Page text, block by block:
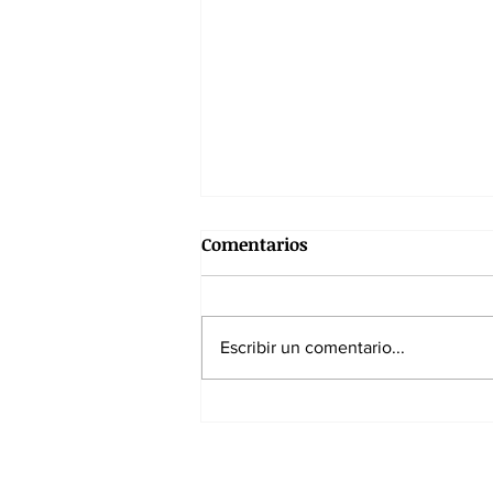
Comentarios
Escribir un comentario...